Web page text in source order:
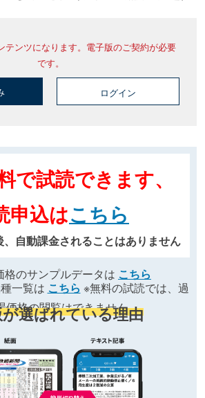
テンツになります。電子版のご契約が必要
です。
ログイン
で試読できます、
申込はこちら
自動課金されることはありません
格のサンプルデータは こちら
一覧は こちら ※無料の試読では、過
価格の閲覧はできません
選ばれている理由